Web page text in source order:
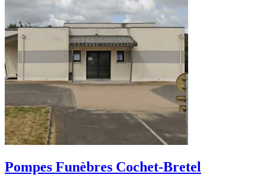
Pompes Funèbres Cochet-Bretel